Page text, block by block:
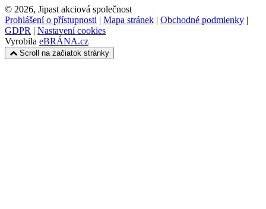
© 2026, Jipast akciová společnost
Prohlášení o přístupnosti | Mapa stránek | Obchodné podmienky |
GDPR | Nastavení cookies
Vyrobila eBRÁNA.cz
Scroll na začiatok stránky